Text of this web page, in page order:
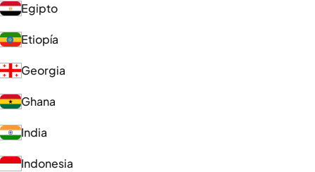
Egipto
Etiopía
Georgia
Ghana
India
Indonesia